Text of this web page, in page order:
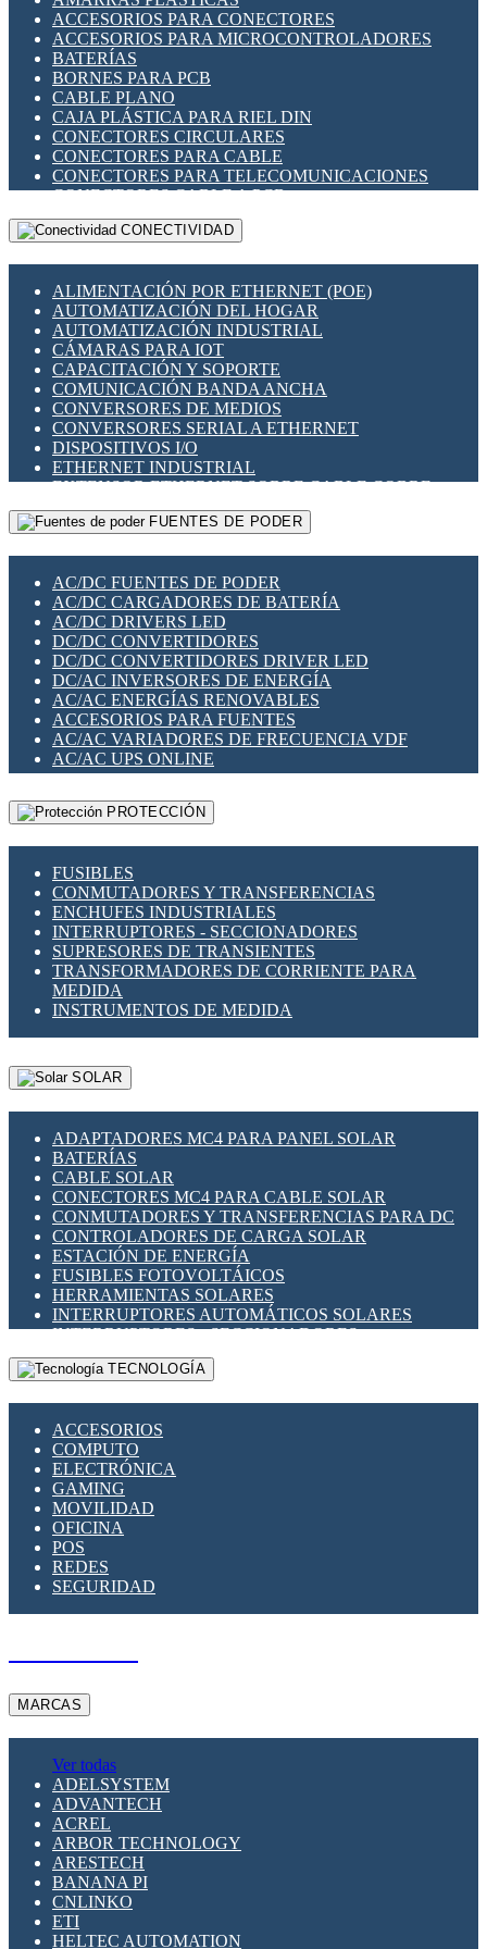
INDICADORES PARA PANEL
INTERFACES DE RELÉ
INTERRUPTORES FIN DE CARRERA
LLAVES CONMUTADORAS
MEDIDORES DE ENERGÍA Y TC'S DE CORRIENTE
MOTORES PASO A PASO
PANTALLAS HMI
PLC -CONTROLADORES LÓGICO PROGRAMABLES
PROGRAMADORES DE HORARIO
RELÉS DE PROTECCIÓN
SENSORES CAPACITIVOS
SENSORES INDUCTIVOS
TEMPORIZADORES
VARIACS
VARIADORES DE FRECUENCIA [VDF]
SECCIONADORES - INTERRUPTORES
MAQUINARIA
ACCESORIOS PARA CONECTORES
ACCESORIOS PARA MICROCONTROLADORES
BATERÍAS
BORNES PARA PCB
CABLE PLANO
CAJA PLÁSTICA PARA RIEL DIN
CONECTORES CIRCULARES
CONECTORES PARA CABLE
CONECTORES PARA TELECOMUNICACIONES
CONECTORES CABLE A PCB
CONECTORES PCB A CABLE
DIP SWITCHES
HERRAMIENTAS VARIAS
ILUMINACIÓN LED
INTERRUPTORES REED
INTERFACES DE RELÉ
OTROS RELÉS
PROTECCIÓN TÉRMICA
RELÉS AUTOMOTRICES
RELÉS DE SEÑAL
RELÉS DE ESTADO SÓLIDO SSR
RELÉS INDUSTRIALES
RELÉS MINIATURA DE POTENCIA
SENSORES MAGNÉTICOS
SWITCH Y MICROSWITCH
TARJETAS PI
UNIÓN Y DERIVACIÓN DE CABLE
CONECTIVIDAD
ALIMENTACIÓN POR ETHERNET (POE)
AUTOMATIZACIÓN DEL HOGAR
AUTOMATIZACIÓN INDUSTRIAL
CÁMARAS PARA IOT
CAPACITACIÓN Y SOPORTE
COMUNICACIÓN BANDA ANCHA
CONVERSORES DE MEDIOS
CONVERSORES SERIAL A ETHERNET
DISPOSITIVOS I/O
ETHERNET INDUSTRIAL
EXTENSOR ETHERNET SOBRE CABLE COBRE
GATEWAY LORAWAN
GESTIÓN DE REDES
PLACAS MODULARES IOT
SWITCHES Y REDES WIFI
SOLUCIONES IOT
SOLUCIONES LORAWAN
SOLUCIONES RED CELULAR
SEGURIDAD PARA REDES
SWITCHES LAN
TELEFONÍA IP (VOIP)
VIGILANCIA IP (CCTV)
MESHTASTIC
FUENTES DE PODER
AC/DC FUENTES DE PODER
AC/DC CARGADORES DE BATERÍA
AC/DC DRIVERS LED
DC/DC CONVERTIDORES
DC/DC CONVERTIDORES DRIVER LED
DC/AC INVERSORES DE ENERGÍA
AC/AC ENERGÍAS RENOVABLES
ACCESORIOS PARA FUENTES
AC/AC VARIADORES DE FRECUENCIA VDF
AC/AC UPS ONLINE
PROTECCIÓN
FUSIBLES
CONMUTADORES Y TRANSFERENCIAS
ENCHUFES INDUSTRIALES
INTERRUPTORES - SECCIONADORES
SUPRESORES DE TRANSIENTES
TRANSFORMADORES DE CORRIENTE PARA
MEDIDA
INSTRUMENTOS DE MEDIDA
SOLAR
ADAPTADORES MC4 PARA PANEL SOLAR
BATERÍAS
CABLE SOLAR
CONECTORES MC4 PARA CABLE SOLAR
CONMUTADORES Y TRANSFERENCIAS PARA DC
CONTROLADORES DE CARGA SOLAR
ESTACIÓN DE ENERGÍA
FUSIBLES FOTOVOLTÁICOS
HERRAMIENTAS SOLARES
INTERRUPTORES AUTOMÁTICOS SOLARES
INTERRUPTORES - SECCIONADORES
FOTOVOLTÁICOS
MONTAJE PANEL SOLAR
SUPRESOR DE TRANSIENTES SPDS PARA
APLICACIONES FOTOVOLTAICAS
TECNOLOGÍA
ACCESORIOS
COMPUTO
ELECTRÓNICA
GAMING
MOVILIDAD
OFICINA
POS
REDES
SEGURIDAD
MARCAS
Ver todas
ADELSYSTEM
ADVANTECH
ACREL
ARBOR TECHNOLOGY
ARESTECH
BANANA PI
CNLINKO
ETI
HELTEC AUTOMATION